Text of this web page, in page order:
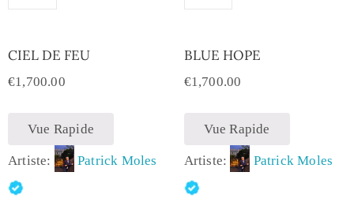
CIEL DE FEU
€1,700.00
Vue Rapide
Artiste: Patrick Moles
BLUE HOPE
€1,700.00
Vue Rapide
Artiste: Patrick Moles